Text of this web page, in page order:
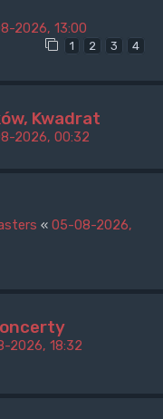
2026, 13:00
1 2 3 4
Kwadrat
2026, 00:32
« 05-08-2026,
2026, 18:32